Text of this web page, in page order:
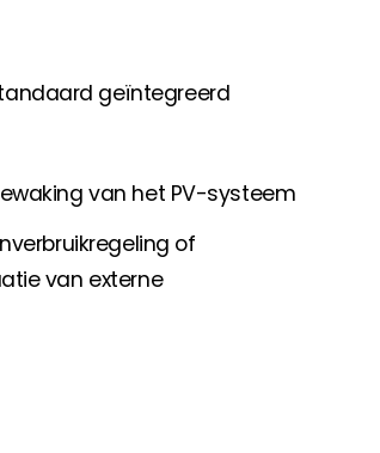
geïntegreerd
van het PV-systeem
of
van externe